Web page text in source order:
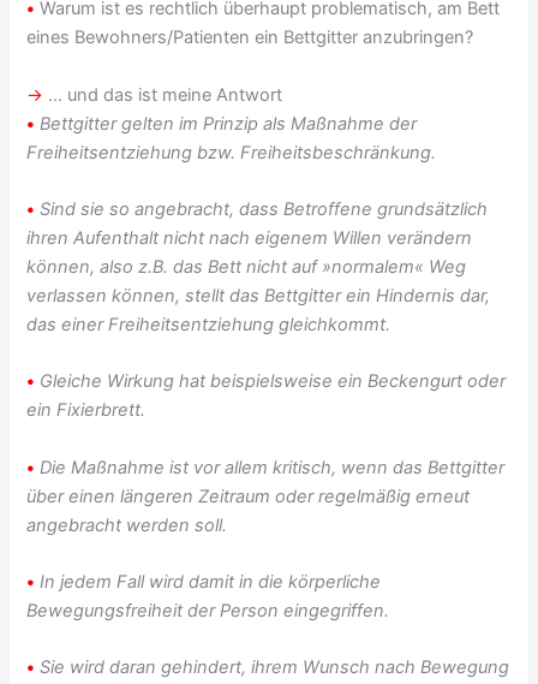
• Warum ist es rechtlich überhaupt problematisch, am Bett
eines Bewohners/Patienten ein Bettgitter anzubringen?
→ … und das ist meine Antwort
• Bettgitter gelten im Prinzip als Maßnahme der
Freiheitsentziehung bzw. Freiheitsbeschränkung.
• Sind sie so angebracht, dass Betroffene grundsätzlich
ihren Aufenthalt nicht nach eigenem Willen verändern
können, also z.B. das Bett nicht auf »normalem« Weg
verlassen können, stellt das Bettgitter ein Hindernis dar,
das einer Freiheitsentziehung gleichkommt.
• Gleiche Wirkung hat beispielsweise ein Beckengurt oder
ein Fixierbrett.
• Die Maßnahme ist vor allem kritisch, wenn das Bettgitter
über einen längeren Zeitraum oder regelmäßig erneut
angebracht werden soll.
• In jedem Fall wird damit in die körperliche
Bewegungsfreiheit der Person eingegriffen.
• Sie wird daran gehindert, ihrem Wunsch nach Bewegung